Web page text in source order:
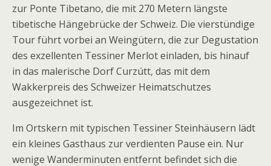
zur Ponte Tibetano, die mit 270 Metern längste
tibetische Hängebrücke der Schweiz. Die vierstündige
Tour führt vorbei an Weingütern, die zur Degustation
des exzellenten Tessiner Merlot einladen, bis hinauf
in das malerische Dorf Curzútt, das mit dem
Wakkerpreis des Schweizer Heimatschutzes
ausgezeichnet ist.
Im Ortskern mit typischen Tessiner Steinhäusern lädt
ein kleines Gasthaus zur verdienten Pause ein. Nur
wenige Wanderminuten entfernt befindet sich die